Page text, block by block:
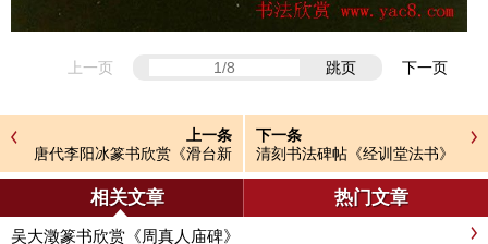
上一页 跳页 下一页
上一条
唐代李阳冰篆书欣赏《滑台新
驿记》
下一条
清刻书法碑帖《经训堂法书》
第十二册
相关文章 热门文章
吴大澂篆书欣赏《周真人庙碑》